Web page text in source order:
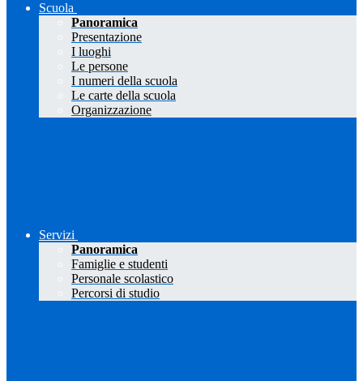
Scuola
Panoramica
Presentazione
I luoghi
Le persone
I numeri della scuola
Le carte della scuola
Organizzazione
Servizi
Panoramica
Famiglie e studenti
Personale scolastico
Percorsi di studio